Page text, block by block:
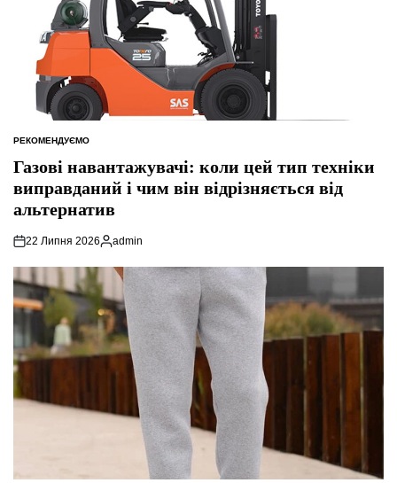
ОПУБЛІКУВАТИ
РЕКОМЕНДУЄМО
Газові навантажувачі: коли цей тип техніки
виправданий і чим він відрізняється від
альтернатив
22 Липня 2026
Опубліковано
admin